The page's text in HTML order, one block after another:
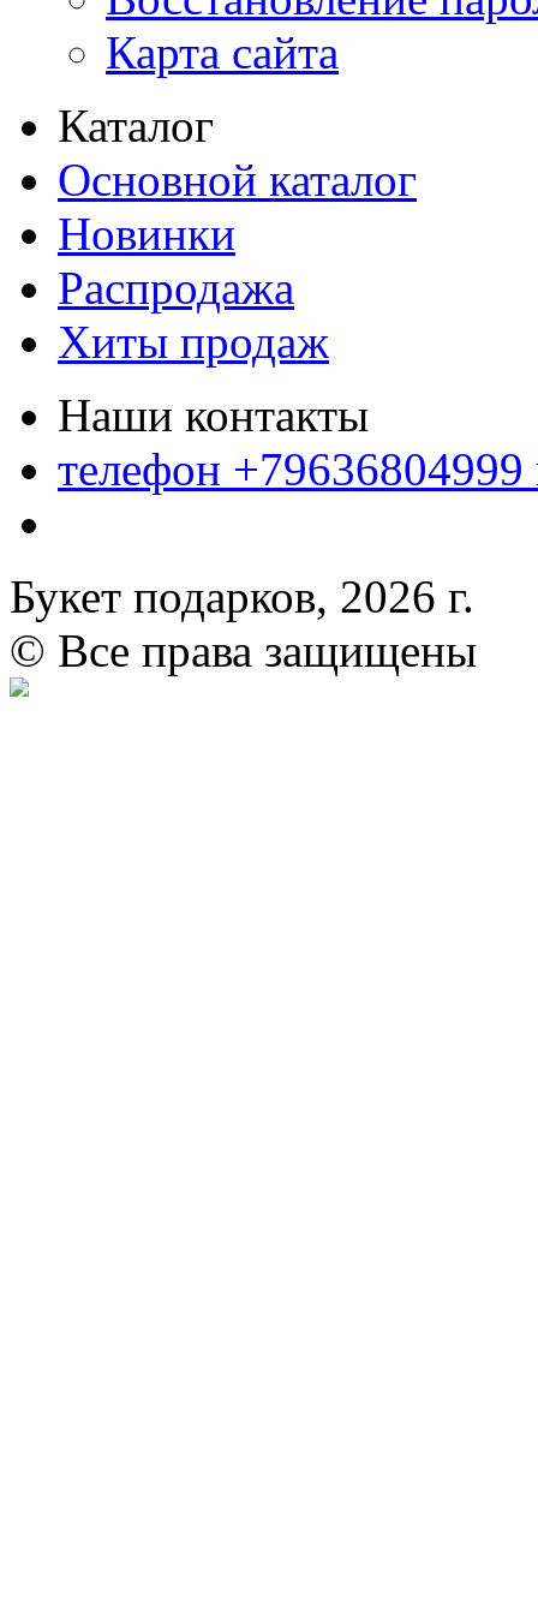
Карта сайта
Каталог
Основной каталог
Новинки
Распродажа
Хиты продаж
Наши контакты
телефон
Букет подарков, 2026 г.
© Все права защищены